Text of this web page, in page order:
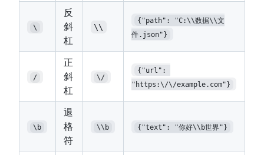
\
反
斜
杠
\\
{"path": "C:\\数据\\文
件.json"}
/
正
斜
杠
\/
{"url":
"https:\/\/example.com"}
\b
退
格
符
\\b {"text": "你好\\b世界"}